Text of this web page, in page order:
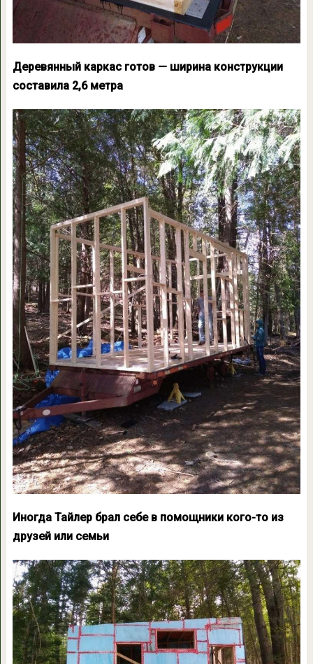
Деревянный каркас готов — ширина конструкции
составила 2,6 метра
Иногда Тайлер брал себе в помощники кого-то из
друзей или семьи